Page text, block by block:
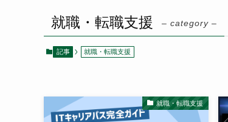
就職・転職支援 – category –
記事 就職・転職支援
就職・転職支援